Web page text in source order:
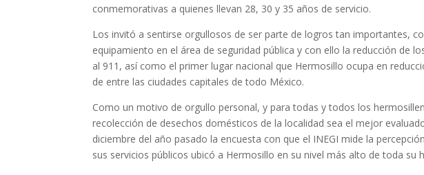
conmemorativas a quienes llevan 28, 30 y 35 años de servicio.
Los invitó a sentirse orgullosos de ser parte de logros tan importantes,
equipamiento en el área de seguridad pública y con ello la reducción de
al 911, así como el primer lugar nacional que Hermosillo ocupa en
de entre las ciudades capitales de todo México.
Como un motivo de orgullo personal, y para todas y todos los
recolección de desechos domésticos de la localidad sea el mejor
diciembre del año pasado la encuesta con que el INEGI mide la
sus servicios públicos ubicó a Hermosillo en su nivel más alto de toda su